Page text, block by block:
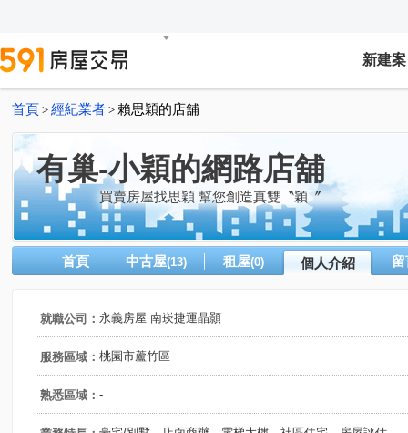
新建案
首頁 > 經紀業者 > 賴思穎的店舖
有巢-小穎的網路店舖
買賣房屋找思穎 幫您創造真雙〝穎〞
首頁 中古屋(13) 租屋(0) 個人介紹
就職公司： 永義房屋 南崁捷運晶顥
服務區域： 桃園市蘆竹區
熟悉區域： -